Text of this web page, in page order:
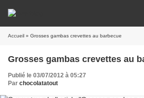
Accueil » Grosses gambas crevettes au barbecue
Grosses gambas crevettes au
Publié le 03/07/2012 à 05:27
Par chocolatatout